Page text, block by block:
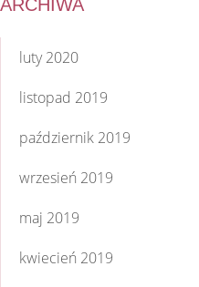
ARCHIWA
luty 2020
listopad 2019
październik 2019
wrzesień 2019
maj 2019
kwiecień 2019